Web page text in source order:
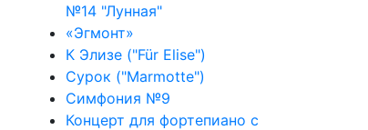
№14 "Лунная"
«Эгмонт»
К Элизе ("Für Elise")
Сурок ("Marmotte")
Симфония №9
Концерт для фортепиано с